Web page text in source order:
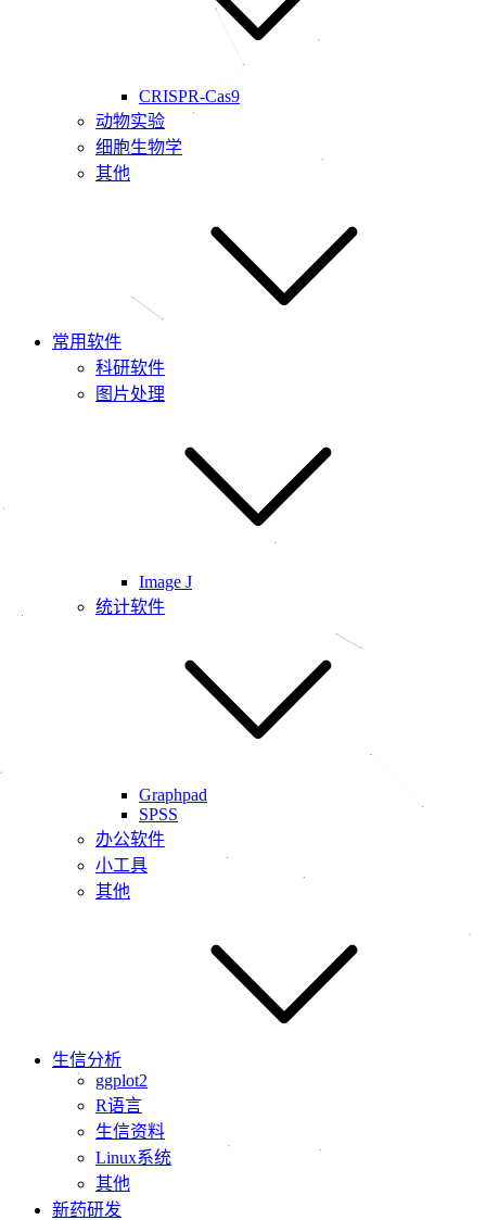
CRISPR-Cas9
动物实验
细胞生物学
其他
常用软件
科研软件
图片处理
Image J
统计软件
Graphpad
SPSS
办公软件
小工具
其他
生信分析
ggplot2
R语言
生信资料
Linux系统
其他
新药研发